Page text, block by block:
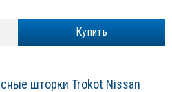
Купить
шторки Trokot Nissan